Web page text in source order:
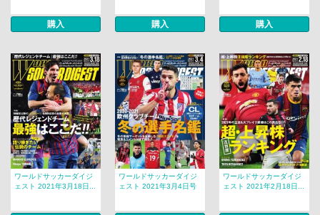
購入 購入 購入
ワールドサッカーダイジ
ェスト 2021年3月18日...
ワールドサッカーダイジ
ェスト 2021年3月4日号
ワールドサッカーダイジ
ェスト 2021年2月18日...